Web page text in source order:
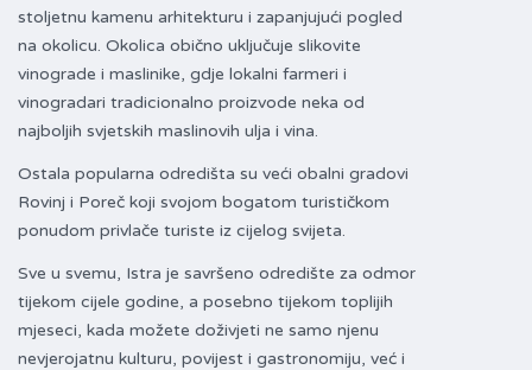
stoljetnu kamenu arhitekturu i zapanjujući pogled
na okolicu. Okolica obično uključuje slikovite
vinograde i maslinike, gdje lokalni farmeri i
vinogradari tradicionalno proizvode neka od
najboljih svjetskih maslinovih ulja i vina.
Ostala popularna odredišta su veći obalni gradovi
Rovinj i Poreč koji svojom bogatom turističkom
ponudom privlače turiste iz cijelog svijeta.
Sve u svemu, Istra je savršeno odredište za odmor
tijekom cijele godine, a posebno tijekom toplijih
mjeseci, kada možete doživjeti ne samo njenu
nevjerojatnu kulturu, povijest i gastronomiju, već i